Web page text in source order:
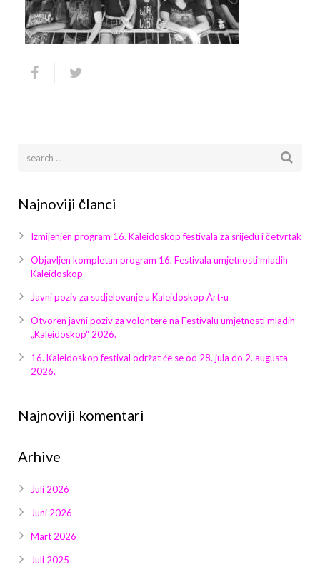
Video 2011
Video 2015
Video 2018
Galerija 2010
Galerija 2014
Galerija 2017
Galerija 2018
Galerija 2019
Galerija 2022
Galerija 2024
Galerija 2025
Arhiva
Najnoviji članci
Izmijenjen program 16. Kaleidoskop festivala za srijedu i četvrtak
Objavljen kompletan program 16. Festivala umjetnosti mladih
Kaleidoskop
Javni poziv za sudjelovanje u Kaleidoskop Art-u
Otvoren javni poziv za volontere na Festivalu umjetnosti mladih
„Kaleidoskop“ 2026.
16. Kaleidoskop festival održat će se od 28. jula do 2. augusta
2026.
Najnoviji komentari
Arhive
Juli 2026
Juni 2026
Mart 2026
Juli 2025